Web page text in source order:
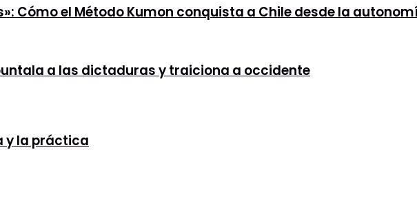
Cómo el Método Kumon conquista a Chile desde la
a las dictaduras y traiciona a occidente
y la práctica